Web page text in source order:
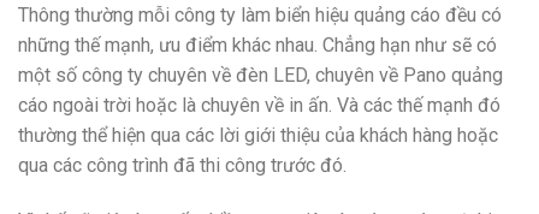
Thông thường mỗi công ty làm biển hiệu quảng cáo đều có
những thế mạnh, ưu điểm khác nhau. Chẳng hạn như sẽ có
một số công ty chuyên về đèn LED, chuyên về Pano quảng
cáo ngoài trời hoặc là chuyên về in ấn. Và các thế mạnh đó
thường thể hiện qua các lời giới thiệu của khách hàng hoặc
qua các công trình đã thi công trước đó.